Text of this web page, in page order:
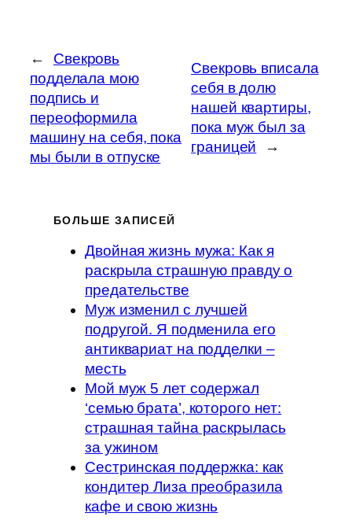
←
Свекровь
подделала мою
подпись и
переоформила
машину на себя, пока
мы были в отпуске
Свекровь вписала
себя в долю
нашей квартиры,
пока муж был за
границей
→
БОЛЬШЕ ЗАПИСЕЙ
Двойная жизнь мужа: Как я
раскрыла страшную правду о
предательстве
Муж изменил с лучшей
подругой. Я подменила его
антиквариат на подделки –
месть
Мой муж 5 лет содержал
‘семью брата’, которого нет:
страшная тайна раскрылась
за ужином
Сестринская поддержка: как
кондитер Лиза преобразила
кафе и свою жизнь